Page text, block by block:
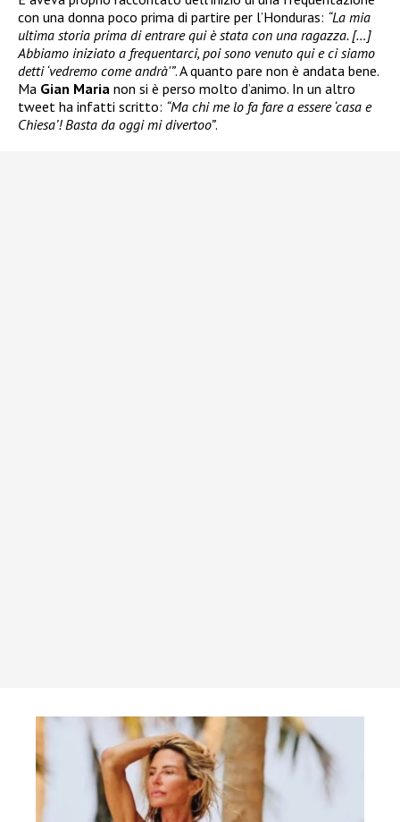
con una donna poco prima di partire per l’Honduras: “La mia
ultima storia prima di entrare qui è stata con una ragazza. […]
Abbiamo iniziato a frequentarci, poi sono venuto qui e ci siamo
detti ‘vedremo come andrà'”. A quanto pare non è andata bene.
Ma Gian Maria non si è perso molto d’animo. In un altro
tweet ha infatti scritto: “Ma chi me lo fa fare a essere ‘casa e
Chiesa’! Basta da oggi mi divertoo”.